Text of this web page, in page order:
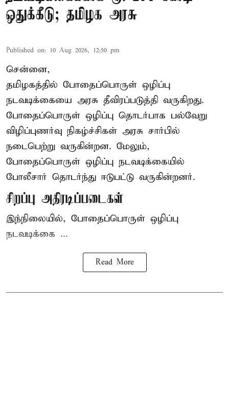
ஒதுக்கீடு; தமிழக அரசு
Published on: 10 Aug 2026, 12:50 pm
சென்னை,
தமிழகத்தில் போதைப்பொருள் ஒழிப்பு
நடவடிக்கையை அரசு தீவிரப்படுத்தி வருகிறது.
போதைப்பொருள் ஒழிப்பு தொடர்பாக பல்வேறு
விழிப்புணர்வு நிகழ்ச்சிகள் அரசு சார்பில்
நடைபெற்று வருகின்றன. மேலும்,
போதைப்பொருள் ஒழிப்பு நடவடிக்கையில்
போலீசார் தொடர்ந்து ஈடுபட்டு வருகின்றனர்.
சிறப்பு அதிரடிப்படைகள்
இந்நிலையில், போதைப்பொருள் ஒழிப்பு
நடவடிக்கை ...
Read More